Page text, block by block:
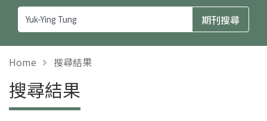
Home 搜尋結果
搜尋結果